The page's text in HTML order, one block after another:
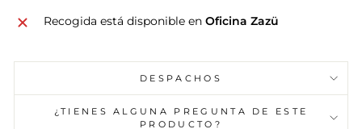
Recogida está disponible en Oficina Zazü
DESPACHOS
¿TIENES ALGUNA PREGUNTA DE ESTE
PRODUCTO?